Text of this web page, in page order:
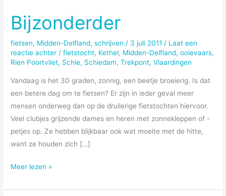
Bijzonderder
fietsen, Midden-Delfland,schrijven / 3 juli 2011 / Laat een
reactie achter /fietstocht, Kethel, Midden-Delfland,ooievaars,
Rien Poortvliet, Schie, Schiedam,Trekpont,Vlaardingen
Vandaag is het 30 graden, zonnig, een beetje broeierig. Is dat
een betere dag om te fietsen? Er zijn in ieder geval meer
mensen onderweg dan op de druilerige fietstochten hiervoor.
Veel clubjes grijzende dames en heren met zonnekleppen of -
petjes op. Ze hebben blijkbaar ook wat moeite met de hitte,
want ze houden zich […]
Bijzonderder
Meer lezen »